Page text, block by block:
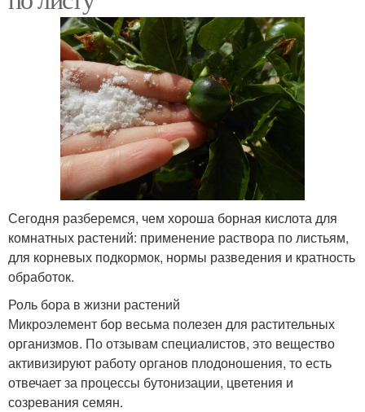
Сегодня разберемся, чем хороша борная кислота для
комнатных растений: применение раствора по листьям,
для корневых подкормок, нормы разведения и кратность
обработок.
Роль бора в жизни растений
Микроэлемент бор весьма полезен для растительных
организмов. По отзывам специалистов, это вещество
активизируют работу органов плодоношения, то есть
отвечает за процессы бутонизации, цветения и
созревания семян.